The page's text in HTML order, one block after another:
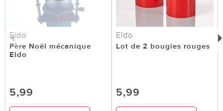
Eldo
Père Noël mécanique
Eldo
5,99
Eldo
Lot de 2 bougies rouges
5,99